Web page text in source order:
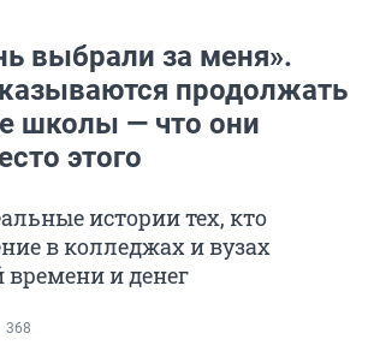
выбрали за меня».
продолжать
школы — что они
этого
истории тех, кто
в колледжах и вузах
времени и денег
368